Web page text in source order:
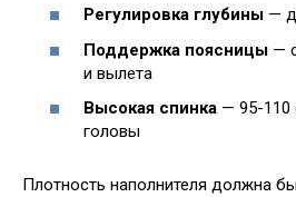
Регулировка глубины —
Поддержка поясницы —
и вылета
Высокая спинка — 95-110
головы
Плотность наполнителя должна